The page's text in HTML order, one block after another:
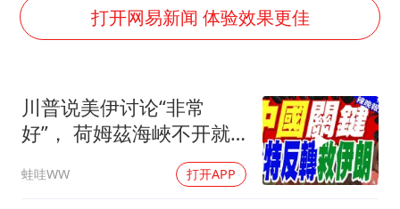
胜宏科技：股票交易异常波动
东航：国内客票提前14天免费退改
夯实基础开新局
打开网易新闻 体验效果更佳
川普说美伊讨论“非常
好”， 荷姆茲海峽不开就
出重拳｜帅化民.孙大千.
谢寒冰｜辣晚报20260805
蛙哇WW 打开APP